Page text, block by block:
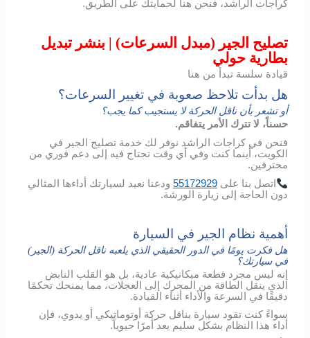
كراجات الراشد، فنحن هنا لحمايتك على الطريق.
تصليح الجير (مبدل السرعات) | بنشر تبديل
بطارية حولي
قيادة سلسة تبدأ من هنا
هل بدأت تلاحظ صعوبة في تغيير السرعات؟
أو تشعر بأن ناقل الحركة لا يستجيب كما يجب؟
حسناً، لا تترك الأمر يتفاقم.
فنحن في كراجات الراشد نوفر لك خدمة تصليح الجير في
الكويت، أينما كنت وفي أي وقت تحتاج فيه إلى دعم فوري من
محترفين.
اتصل بنا على55172929 ودعنا نعيد لسيارتك أداءها
المثالي
دون
الحاجة إلى زيارة الورشة.
أهمية نظام الجير في السيارة
هل فكرت يومًا في الدور الحقيقي الذي يلعبه ناقل الحركة (الجير)
في سيارتك؟
إنه ليس مجرد قطعة ميكانيكية عادية، بل هو القلب النابض
الذي ينقل الطاقة من المحرك إلى العجلات، مما يمنحك تحكمًا
دقيقًا في السرعة والأداء أثناء القيادة.
سواءً كنت تقود سيارة بناقل حركة أوتوماتيكي أو يدوي، فإن
أداء هذا النظام بشكل سليم يعد أمرًا حيوياً.